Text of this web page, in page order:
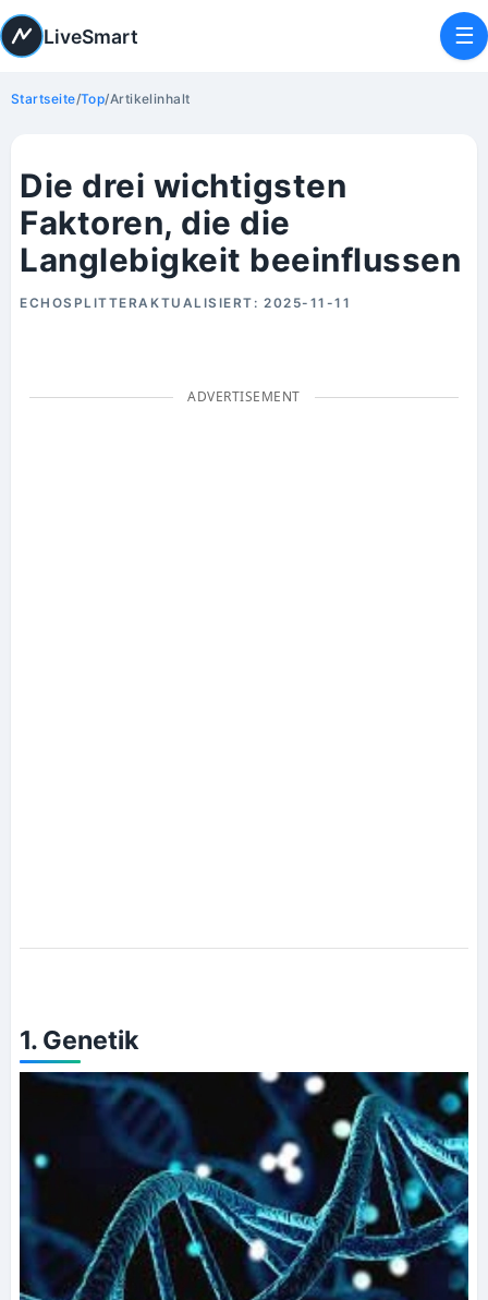
LiveSmart ☰
Startseite/Top/Artikelinhalt
Die drei wichtigsten
Faktoren, die die
Langlebigkeit beeinflussen
ECHOSPLITTERAKTUALISIERT:2025-11-11
ADVERTISEMENT
1. Genetik